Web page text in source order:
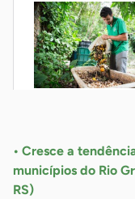
• Cresce a
municípios do Rio
RS)